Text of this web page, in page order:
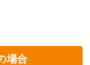
場合